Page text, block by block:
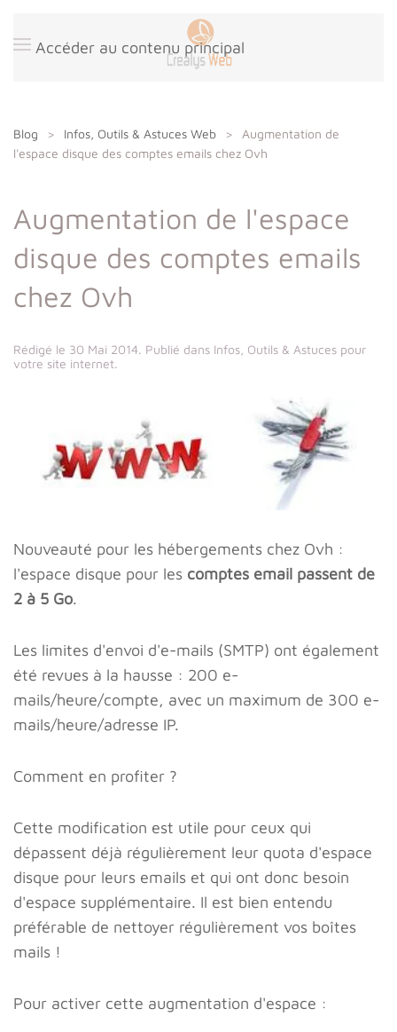
Accéder au contenu principal
Blog Infos, Outils & Astuces Web
Augmentation de
l'espace disque des comptes emails chez Ovh
Augmentation de l'espace
disque des comptes emails
chez Ovh
Rédigé le 30 Mai 2014. Publié dans Infos, Outils & Astuces pour
votre site internet.
Nouveauté pour les hébergements chez Ovh :
l'espace disque pour les comptes email passent de
2 à 5 Go.
Les limites d'envoi d'e-mails (SMTP) ont également
été revues à la hausse : 200 e-
mails/heure/compte, avec un maximum de 300 e-
mails/heure/adresse IP.
Comment en profiter ?
Cette modification est utile pour ceux qui
dépassent déjà régulièrement leur quota d'espace
disque pour leurs emails et qui ont donc besoin
d'espace supplémentaire. Il est bien entendu
préférable de nettoyer régulièrement vos boîtes
mails !
Pour activer cette augmentation d'espace :